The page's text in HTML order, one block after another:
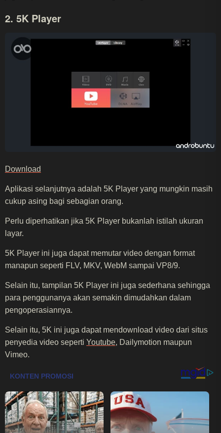
2. 5K Player
Download
Aplikasi selanjutnya adalah 5K Player yang mungkin masih
cukup asing bagi sebagian orang.
Perlu diperhatikan jika 5K Player bukanlah istilah ukuran
layar.
5K Player ini juga dapat memutar video dengan format
manapun seperti FLV, MKV, WebM sampai VP8/9.
Selain itu, tampilan 5K Player ini juga sederhana sehingga
para penggunanya akan semakin dimudahkan dalam
pengoperasiannya.
Selain itu, 5K ini juga dapat mendownload video dari situs
penyedia video seperti Youtube, Dailymotion maupun
Vimeo.